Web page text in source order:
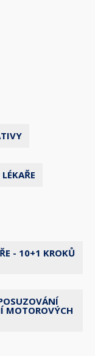
- 10+1 KROKŮ
MOTOROVÝCH